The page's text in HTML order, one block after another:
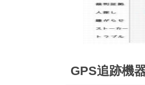
GPS追跡機